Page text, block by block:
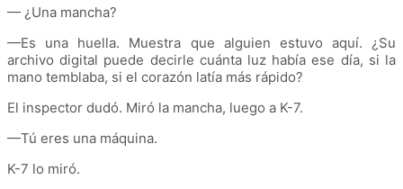
— ¿Una mancha?
—Es una huella. Muestra que alguien estuvo aquí. ¿Su
archivo digital puede decirle cuánta luz había ese día, si la
mano temblaba, si el corazón latía más rápido?
El inspector dudó. Miró la mancha, luego a K-7.
—Tú eres una máquina.
K-7 lo miró.